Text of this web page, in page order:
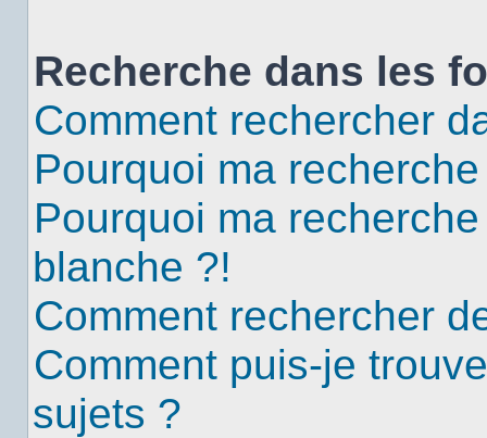
Recherche dans les
Comment rechercher
Pourquoi ma
Pourquoi ma
blanche ?!
Comment rechercher
Comment puis-je
sujets ?